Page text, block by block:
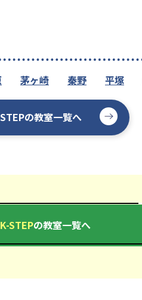
茅ヶ崎 秦野 平塚
の教室一覧へ
K-STEPの教室一覧へ